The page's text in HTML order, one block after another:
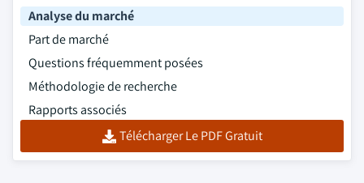
Analyse du marché
Part de marché
Questions fréquemment posées
Méthodologie de recherche
Rapports associés
Télécharger Le PDF Gratuit